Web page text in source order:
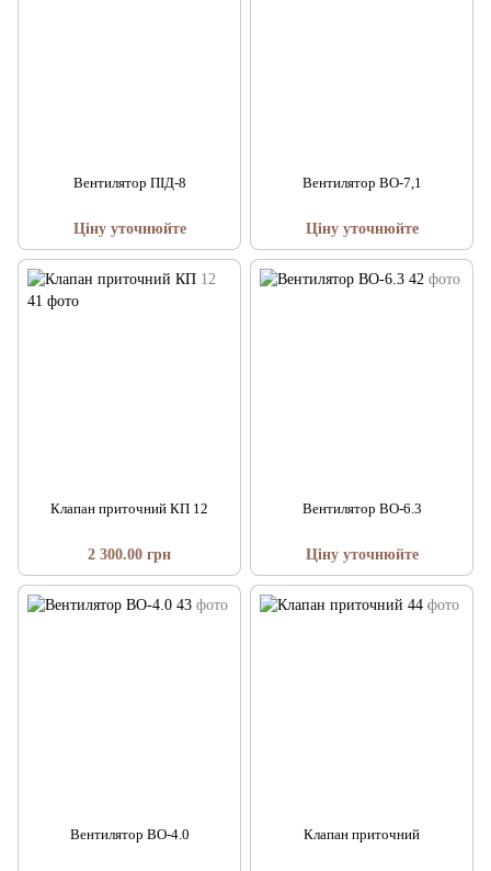
Вентилятор ПІД-8
Ціну уточнюйте
Вентилятор ВО-7,1
Ціну уточнюйте
Клапан приточний КП 12
2 300.00 грн
Вентилятор ВО-6.3
Ціну уточнюйте
Вентилятор ВО-4.0 Клапан приточний